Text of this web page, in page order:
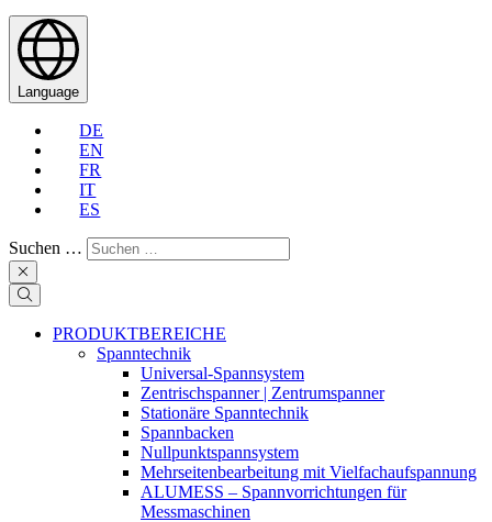
Language
DE
EN
FR
IT
ES
Suchen …
PRODUKTBEREICHE
Spanntechnik
Universal-Spannsystem
Zentrischspanner | Zentrumspanner
Stationäre Spanntechnik
Spannbacken
Nullpunktspannsystem
Mehrseitenbearbeitung mit Vielfachaufspannung
ALUMESS – Spannvorrichtungen für
Messmaschinen